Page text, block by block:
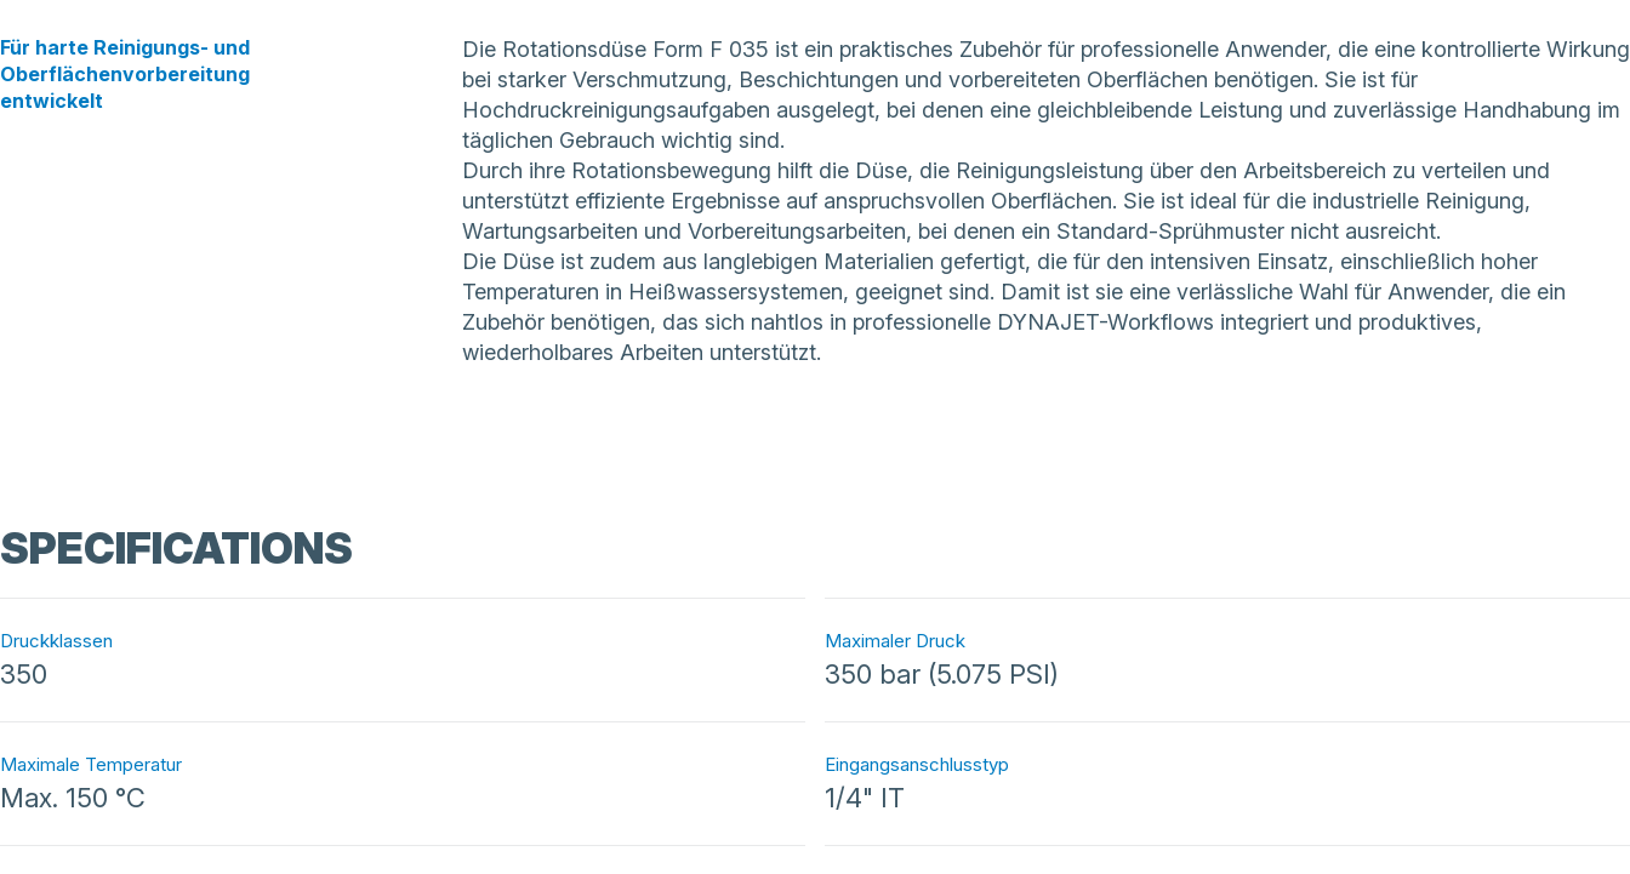
Für harte Reinigungs- und
Oberflächenvorbereitung
entwickelt
Die Rotationsdüse Form F 035 ist ein praktisches Zubehör für professionelle Anwender, die eine kontrollierte Wirkung
bei starker Verschmutzung, Beschichtungen und vorbereiteten Oberflächen benötigen. Sie ist für
Hochdruckreinigungsaufgaben ausgelegt, bei denen eine gleichbleibende Leistung und zuverlässige Handhabung im
täglichen Gebrauch wichtig sind.
Durch ihre Rotationsbewegung hilft die Düse, die Reinigungsleistung über den Arbeitsbereich zu verteilen und
unterstützt effiziente Ergebnisse auf anspruchsvollen Oberflächen. Sie ist ideal für die industrielle Reinigung,
Wartungsarbeiten und Vorbereitungsarbeiten, bei denen ein Standard-Sprühmuster nicht ausreicht.
Die Düse ist zudem aus langlebigen Materialien gefertigt, die für den intensiven Einsatz, einschließlich hoher
Temperaturen in Heißwassersystemen, geeignet sind. Damit ist sie eine verlässliche Wahl für Anwender, die ein
Zubehör benötigen, das sich nahtlos in professionelle DYNAJET-Workflows integriert und produktives,
wiederholbares Arbeiten unterstützt.
SPECIFICATIONS
Druckklassen
350
Maximaler Druck
350 bar (5.075 PSI)
Maximale Temperatur
Max. 150 °C
Eingangsanschlusstyp
1/4" IT